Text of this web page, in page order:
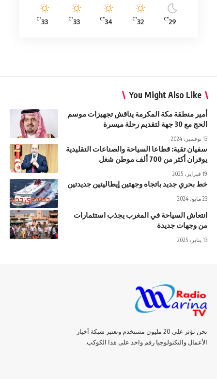
29
°C
32
°C
34
°C
33
°C
33
°C
You Might Also Like
أمير منطقة مكة المكرمة يناقش تجهيزات موسم
الحج مع 30 جهة لتقديم رحلة ميسرة
13 نوفمبر، 2024
سفيان تقية: قطاعا السياحة والصناعات التقليدية
يوفران أكثر من 700 ألف موطن شغل
19 فبراير، 2025
خط بحري جديد باتجاه وجهتين إيطاليتين جديدتين
23 مايو، 2024
انتعاش السياحة في المغرب يجذب استثمارات
من وجهات جديدة
13 يناير، 2025
نحن نؤثر على 20 مليون مستخدم ونعتبر شبكة أخبار
الأعمال والتكنولوجيا رقم واحد على هذا الكوكب.